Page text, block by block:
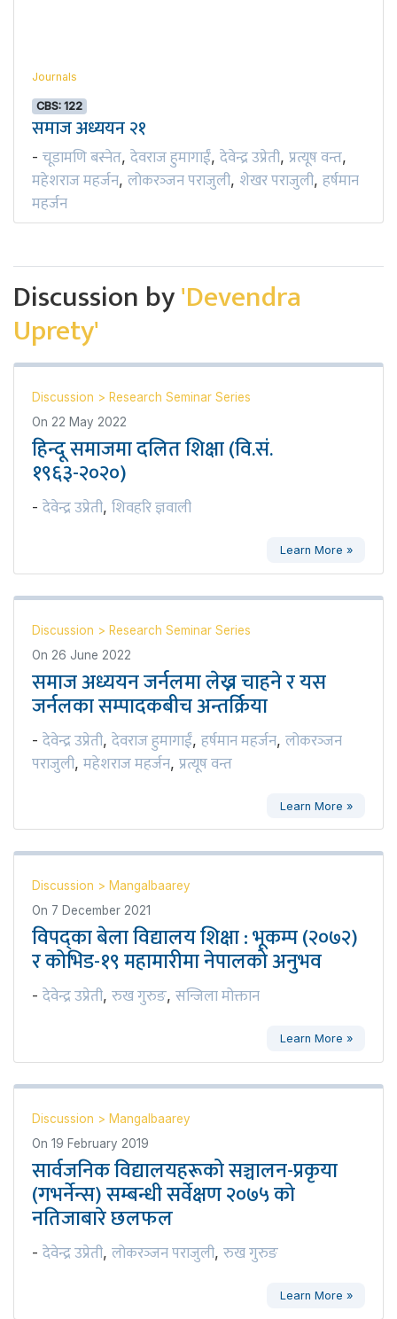
Journals
CBS: 122
समाज अध्ययन २१
- चूडामणि बस्नेत, देवराज हुमागाईं, देवेन्द्र उप्रेती, प्रत्यूष वन्त,
महेशराज महर्जन, लोकरञ्‍जन पराजुली, शेखर पराजुली, हर्षमान
महर्जन
Discussion by'Devendra
Uprety'
Discussion > Research Seminar Series
On 22 May 2022
हिन्दू समाजमा दलित शिक्षा (वि.सं.
१९६३-२०२०)
- देवेन्द्र उप्रेती, शिवहरि ज्ञवाली
Learn More »
Discussion > Research Seminar Series
On 26 June 2022
समाज अध्ययन जर्नलमा लेख्न चाहने र यस
जर्नलका सम्पादकबीच अन्तर्क्रिया
- देवेन्द्र उप्रेती, देवराज हुमागाईं, हर्षमान महर्जन, लोकरञ्‍जन
पराजुली, महेशराज महर्जन, प्रत्यूष वन्त
Learn More »
Discussion > Mangalbaarey
On 7 December 2021
विपद्का बेला विद्यालय शिक्षा : भूकम्प (२०७२)
र कोभिड-१९ महामारीमा नेपालको अनुभव
- देवेन्द्र उप्रेती, रुख गुरुङ, सन्जिला मोक्तान
Learn More »
Discussion > Mangalbaarey
On 19 February 2019
सार्वजनिक विद्यालयहरूको सञ्चालन-प्रकृया
(गभर्नेन्स) सम्बन्धी सर्वेक्षण २०७५ को
नतिजाबारे छलफल
- देवेन्द्र उप्रेती, लोकरञ्‍जन पराजुली, रुख गुरुङ
Learn More »